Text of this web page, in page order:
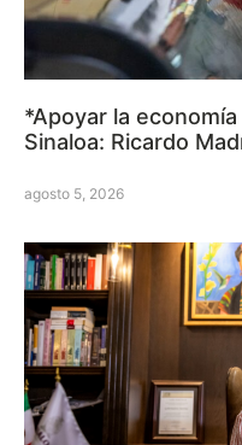
*Apoyar la
Sinaloa: Ricardo
agosto 5, 2026